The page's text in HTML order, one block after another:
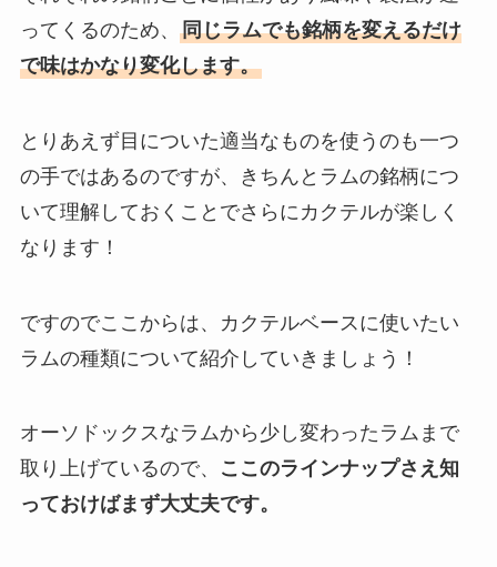
ってくるのため、 同じラムでも銘柄を変えるだけ
で味はかなり変化します。
とりあえず目についた適当なものを使うのも一つ
の手ではあるのですが、きちんとラムの銘柄につ
いて理解しておくことでさらにカクテルが楽しく
なります！
ですのでここからは、カクテルベースに使いたい
ラムの種類について紹介していきましょう！
オーソドックスなラムから少し変わったラムまで
取り上げているので、
ここのラインナップさえ知
っておけばまず大丈夫です。